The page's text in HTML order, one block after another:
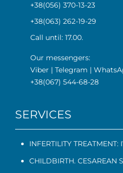
+38(056) 370-13-23
+38(063) 262-19-29
Call until: 17.00.
Our messengers:
Viber | Telegram |
+38(067) 544-68-28
SERVICES
INFERTILITY TREATMENT:
CHILDBIRTH. CESAREAN